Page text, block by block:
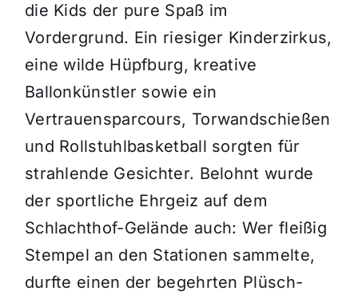
die Kids der pure Spaß im
Vordergrund. Ein riesiger Kinderzirkus,
eine wilde Hüpfburg, kreative
Ballonkünstler sowie ein
Vertrauensparcours, Torwandschießen
und Rollstuhlbasketball sorgten für
strahlende Gesichter. Belohnt wurde
der sportliche Ehrgeiz auf dem
Schlachthof-Gelände auch: Wer fleißig
Stempel an den Stationen sammelte,
durfte einen der begehrten Plüsch-